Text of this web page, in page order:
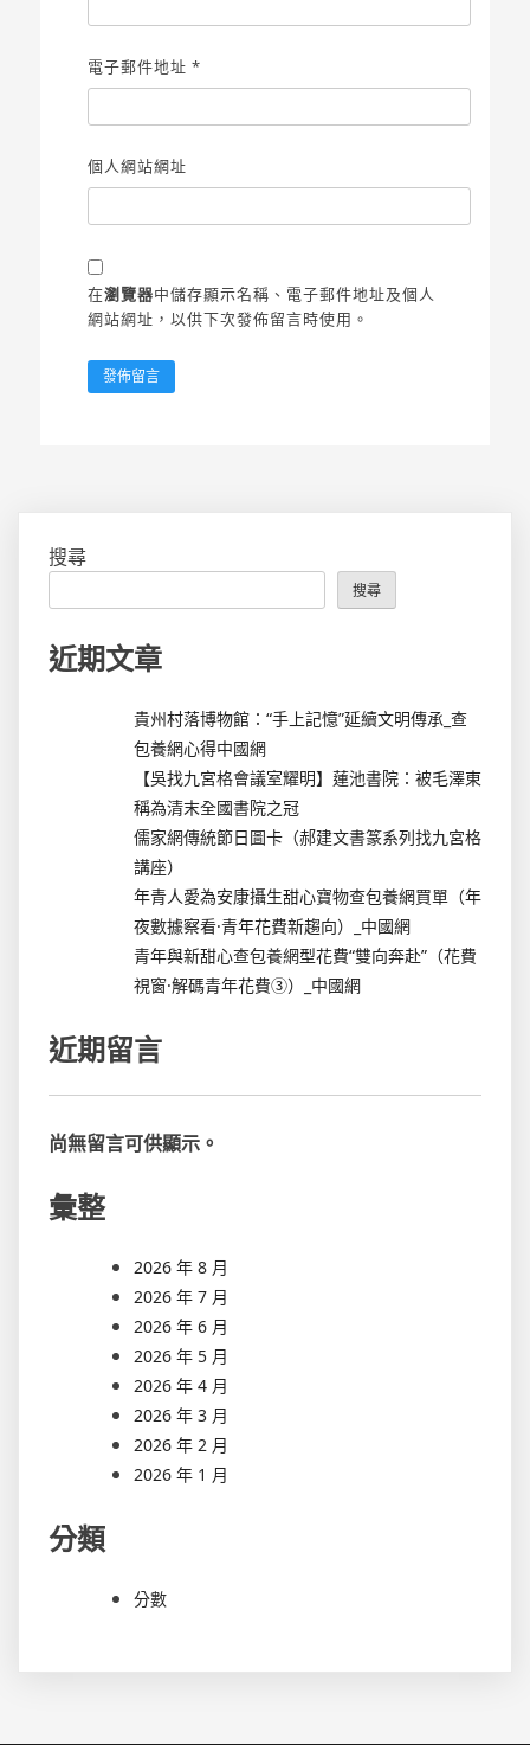
電子郵件地址*
個人網站網址
在瀏覽器中儲存顯示名稱、電子郵件地址及個人
網站網址，以供下次發佈留言時使用。
搜尋
搜尋
近期文章
貴州村落博物館：“手上記憶”延續文明傳承_查
包養網心得中國網
【吳找九宮格會議室耀明】蓮池書院：被毛澤東
稱為清末全國書院之冠
儒家網傳統節日圖卡（郝建文書篆系列找九宮格
講座）
年青人愛為安康攝生甜心寶物查包養網買單（年
夜數據察看·青年花費新趨向）_中國網
青年與新甜心查包養網型花費“雙向奔赴”（花費
視窗·解碼青年花費③）_中國網
近期留言
尚無留言可供顯示。
彙整
2026 年 8 月
2026 年 7 月
2026 年 6 月
2026 年 5 月
2026 年 4 月
2026 年 3 月
2026 年 2 月
2026 年 1 月
分類
分數